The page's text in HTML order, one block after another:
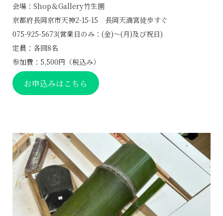
会場： Shop＆Gallery竹生園
京都府長岡京市天神2-15-15 長岡天満宮徒歩すぐ
075-925-5673(営業日のみ：(金)～(月)及び祝日)
定員：各回8名
参加費：5,500円（税込み）
お申込みはこちら